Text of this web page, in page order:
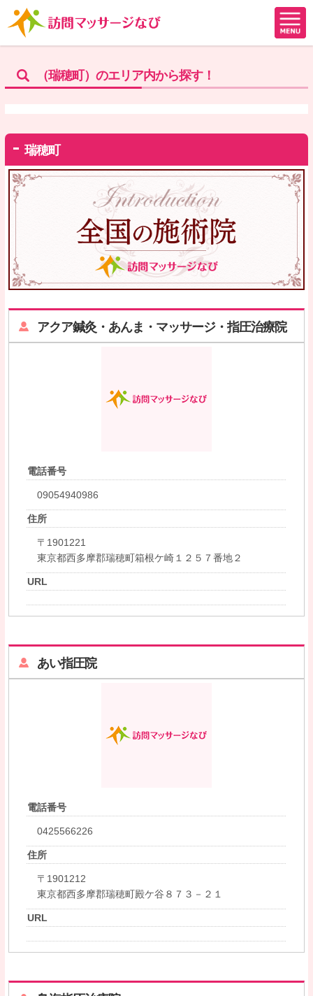
（瑞穂町）のエリア内から探す！
瑞穂町
アクア鍼灸・あんま・マッサージ・指圧治療院
電話番号
09054940986
住所
〒1901221
東京都西多摩郡瑞穂町箱根ケ崎１２５７番地２
URL
あい指圧院
電話番号
0425566226
住所
〒1901212
東京都西多摩郡瑞穂町殿ケ谷８７３－２１
URL